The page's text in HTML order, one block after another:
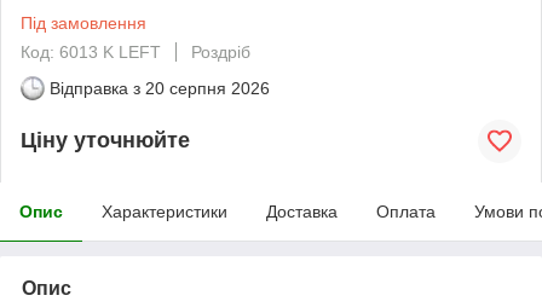
Під замовлення
Код: 6013 K LEFT
Роздріб
Відправка з 20 серпня 2026
Ціну уточнюйте
Опис Характеристики Доставка Оплата Умови
Опис